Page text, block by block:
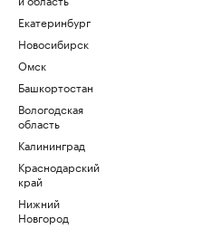
Екатеринбург
Новосибирск
Омск
Башкортостан
Вологодская
область
Калининград
Краснодарский
край
Нижний
Новгород